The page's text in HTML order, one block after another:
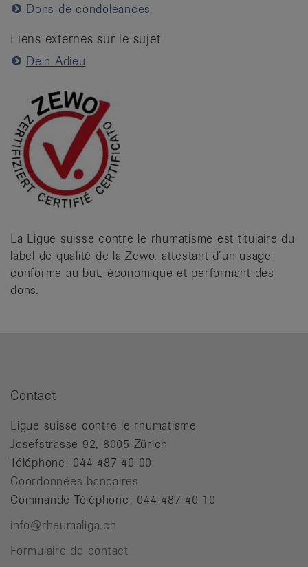
Dons de condoléances
Liens externes sur le sujet
Dein Adieu
La Ligue suisse contre le rhumatisme est titulaire du
label de qualité de la Zewo, attestant d’un usage
conforme au but, économique et performant des
dons.
Contact
Ligue suisse contre le rhumatisme
Josefstrasse 92, 8005 Zürich
Téléphone: 044 487 40 00
Coordonnées bancaires
Commande Téléphone: 044 487 40 10
info@rheumaliga.ch
Formulaire de contact